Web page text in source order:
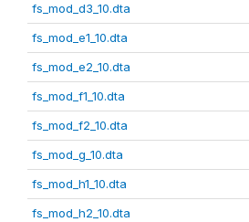
fs_mod_d3_10.dta
fs_mod_e1_10.dta
fs_mod_e2_10.dta
fs_mod_f1_10.dta
fs_mod_f2_10.dta
fs_mod_g_10.dta
fs_mod_h1_10.dta
fs_mod_h2_10.dta